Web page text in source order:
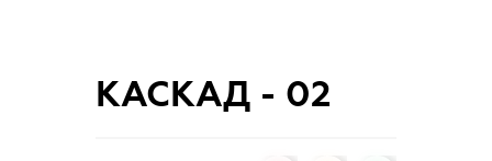
КАСКАД - 02